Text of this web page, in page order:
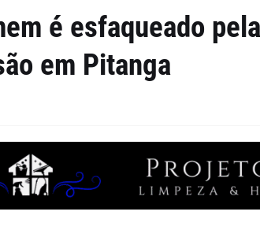
é esfaqueado
em Pitanga